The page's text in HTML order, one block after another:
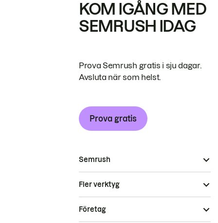
KOM IGÅNG MED
SEMRUSH IDAG
Prova Semrush gratis i sju dagar.
Avsluta när som helst.
Prova gratis
Semrush
Fler verktyg
Företag